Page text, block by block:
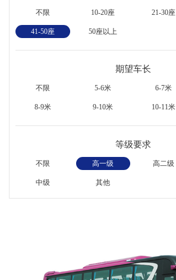
不限 10-20座 21-30座
41-50座 50座以上
期望车长
不限 5-6米 6-7米
8-9米 9-10米 10-11米
等级要求
不限 高一级 高二级
中级 其他